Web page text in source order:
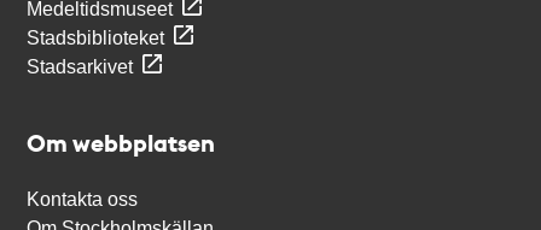
Medeltidsmuseet
Stadsbiblioteket
Stadsarkivet
Om webbplatsen
Kontakta oss